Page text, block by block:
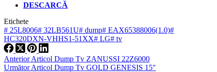
DESCARCĂ
Etichete
# 25L8006# 32LB561U# dump# EAX65388006(1.0)#
HC320DXN-VHHS1-51XX# LG# tv
AnteriorArticol Dump Tv ZANUSSI 22Z6000
UrmătorArticol Dump Tv GOLD GENESIS 15"